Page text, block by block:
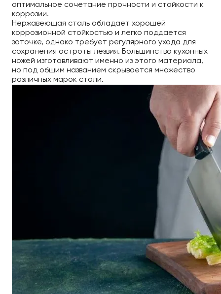
оптимальное сочетание прочности и стойкости к
коррозии.
Нержавеющая сталь обладает хорошей
коррозионной стойкостью и легко поддается
заточке, однако требует регулярного ухода для
сохранения остроты лезвия. Большинство кухонных
ножей изготавливают именно из этого материала,
но под общим названием скрывается множество
различных марок стали.